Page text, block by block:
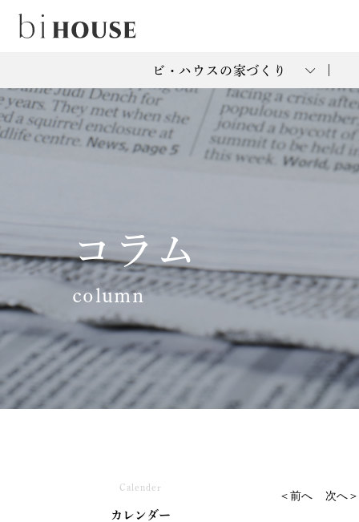
ビ・ハウスの家づくり
コラム
column
＜前へ 次へ＞
Calender
カレンダー